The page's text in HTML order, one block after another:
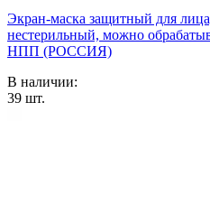
Экран-маска защитный для
нестерильный, можно
НПП (РОССИЯ)
В наличии:
39 шт.